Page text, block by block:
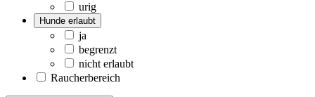
urig
Hunde erlaubt
ja
begrenzt
nicht erlaubt
Raucherbereich